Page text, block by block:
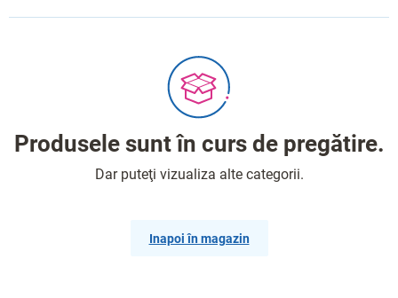
Produsele sunt în curs de pregătire.
Dar puteţi vizualiza alte categorii.
Inapoi în magazin